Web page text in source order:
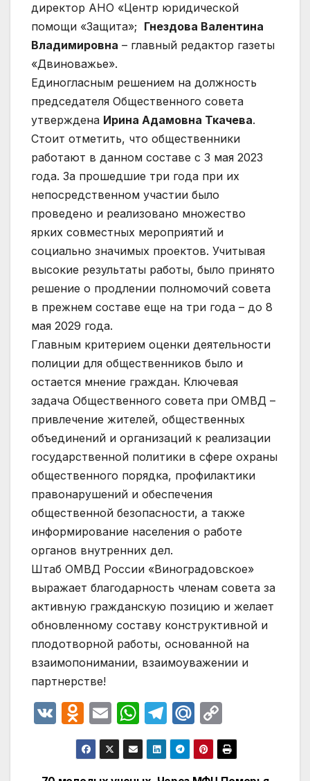
директор АНО «Центр юридической
помощи «Защита»; Гнездова Валентина
Владимировна – главный редактор газеты
«Двиноважье».
Единогласным решением на должность
председателя Общественного совета
утверждена Ирина Адамовна Ткачева.
Стоит отметить, что общественники
работают в данном составе с 3 мая 2023
года. За прошедшие три года при их
непосредственном участии было
проведено и реализовано множество
ярких совместных мероприятий и
социально значимых проектов. Учитывая
высокие результаты работы, было принято
решение о продлении полномочий совета
в прежнем составе еще на три года – до 8
мая 2029 года.
Главным критерием оценки деятельности
полиции для общественников было и
остается мнение граждан. Ключевая
задача Общественного совета при ОМВД –
привлечение жителей, общественных
объединений и организаций к реализации
государственной политики в сфере охраны
общественного порядка, профилактики
правонарушений и обеспечения
общественной безопасности, а также
информирование населения о работе
органов внутренних дел.
Штаб ОМВД России «Виноградовское»
выражает благодарность членам совета за
активную гражданскую позицию и желает
обновленному составу конструктивной и
плодотворной работы, основанной на
взаимопонимании, взаимоуважении и
партнерстве!
V
O
d
n
E
m
ail
W
h
at
T
el
e
M
ail
.R
o
p